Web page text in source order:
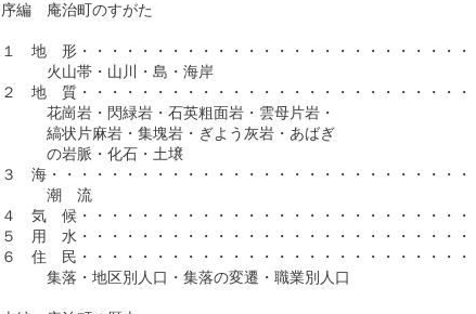
序編　庵治町のすがた
１　地　形・・・・・・・・・・・・・・・・・・・・・・・・・
火山帯・山川・島・海岸
２　地　質・・・・・・・・・・・・・・・・・・・・・・・・・
花崗岩・閃緑岩・石英粗面岩・雲母片岩・
縞状片麻岩・集塊岩・ぎよう灰岩・あばぎ
の岩脈・化石・土壌
３　海・・・・・・・・・・・・・・・・・・・・・・・・・・・
潮　流
４　気　候・・・・・・・・・・・・・・・・・・・・・・・・・
５　用　水・・・・・・・・・・・・・・・・・・・・・・・・・
６　住　民・・・・・・・・・・・・・・・・・・・・・・・・・・
集落・地区別人口・集落の変遷・職業別人口